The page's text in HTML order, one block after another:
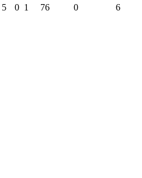
5 0 1 76 0
6